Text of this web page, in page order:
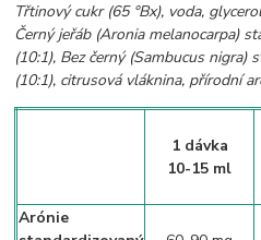
Třtinový cukr (65 °Bx), voda,
Černý jeřáb (Aronia melanocarpa)
(10:1), Bez černý (Sambucus
(10:1), citrusová vláknina, přírodní
1 dávka
10-15 ml
Arónie